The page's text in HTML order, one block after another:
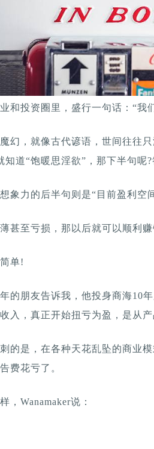
和投资圈里，盛行一句话：“我
幻，就像古代谚语，世间往往
知道“饱暖思淫欲”，那下半句呢
象力的后半句则是“目前盈利空
甚至亏损，那以后就可以顺利赚
单!
的朋友告诉我，他投身商海10
入，真正开始扭亏为盈，是从
的是，在各种天花乱坠的商业
费花亏了。
，Wanamaker说：